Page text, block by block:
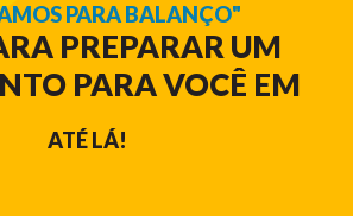
PARA BALANÇO"
PREPARAR UM
PARA VOCÊ EM
ATÉ LÁ!